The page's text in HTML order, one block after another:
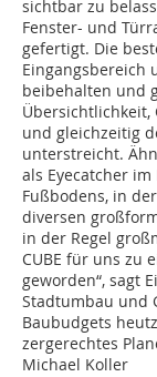
sichtbar zu
Fenster- und
gefertigt. Die
Eingangsbereich
beibehalten und
und gleichzeitig
unterstreicht.
als Eyecatcher
Fußbodens, in
diversen
in der Regel
CUBE für uns zu
geworden“, sagt
Stadtumbau und
Bau­budgets
zergerechtes
Michael Koller